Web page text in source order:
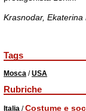
Krasnodar, Ekaterina
Tags
Mosca /USA
Rubriche
Italia /Costume e